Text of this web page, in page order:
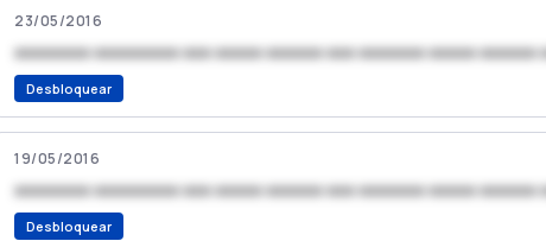
23/05/2016
xxxxxxxx xxxxxxxxx xxx xxxxx xxxxxx xxx xxxxxxx xxxxx xxxxxx
Desbloquear
19/05/2016
xxxxxxxx xxxxxxxxx xxx xxxxx xxxxxx xxx xxxxxxx xxxxx xxxxxx
Desbloquear